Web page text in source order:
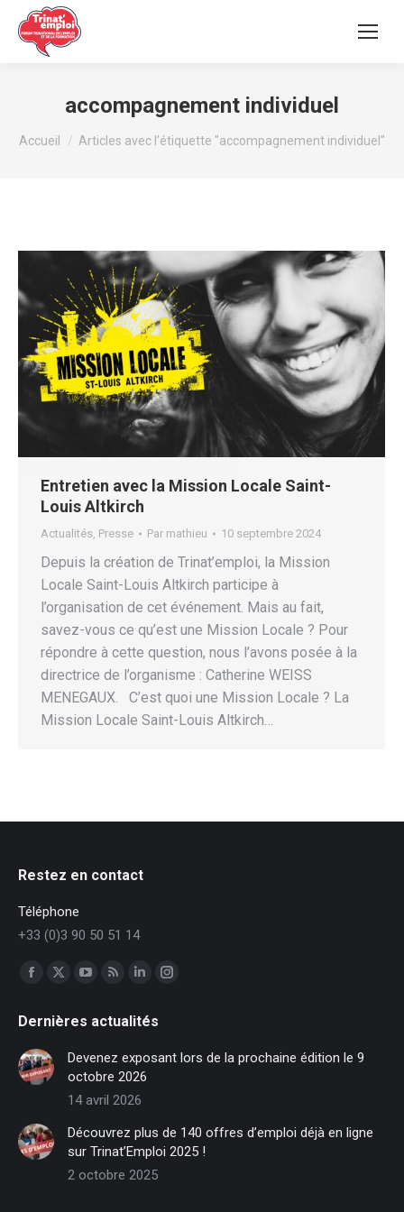
accompagnement individuel
Vous êtes ici :
Accueil Articles avec l’étiquette "accompagnement individuel"
Entretien avec la Mission Locale Saint-
Louis Altkirch
Actualités, Presse Par mathieu 10 septembre 2024
Depuis la création de Trinat’emploi, la Mission
Locale Saint-Louis Altkirch participe à
l’organisation de cet événement. Mais au fait,
savez-vous ce qu’est une Mission Locale ? Pour
répondre à cette question, nous l’avons posée à la
directrice de l’organisme : Catherine WEISS
MENEGAUX. C’est quoi une Mission Locale ? La
Mission Locale Saint-Louis Altkirch…
Restez en contact
Téléphone
+33 (0)3 90 50 51 14
Trouvez nous sur :
Facebook
opens
in
new
window
X
opens
new
window
opens
in
new
window
opens
in
new
window
LinkedIn
opens
in
new
window
Instagram
in
Dernières actualités
Devenez exposant lors de la prochaine édition le 9
octobre 2026
14 avril 2026
Découvrez plus de 140 offres d’emploi déjà en ligne
sur Trinat’Emploi 2025 !
2 octobre 2025